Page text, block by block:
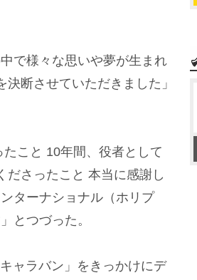
で様々な思いや夢が生まれ
断させていただきました」
こと 10年間、役者として
ださったこと 本当に感謝し
ターナショナル（ホリプ
とつづった。
ャラバン」をきっかけにデ